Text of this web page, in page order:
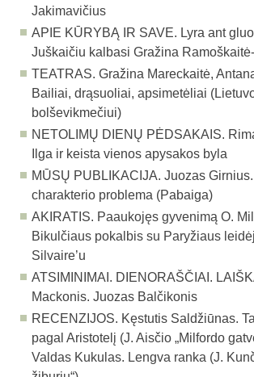
Jakimavičius
APIE KŪRYBĄ IR SAVE. Lyra ant
Juškaičiu kalbasi Gražina
TEATRAS. Gražina Mareckaitė,
Bailiai, drąsuoliai, apsimetėliai
bolševikmečiui)
NETOLIMŲ DIENŲ PĖDSAKAIS.
Ilga ir keista vienos apysakos byla
MŪSŲ PUBLIKACIJA. Juozas
charakterio problema (Pabaiga)
AKIRATIS. Paaukojęs gyvenimą O.
Bikulčiaus pokalbis su Paryžiaus
Silvaire’u
ATSIMINIMAI. DIENORAŠČIAI.
Mackonis. Juozas Balčikonis
RECENZIJOS. Kęstutis Saldžiūnas.
pagal Aristotelį (J. Aisčio „Milfordo
Valdas Kukulas. Lengva ranka (J.